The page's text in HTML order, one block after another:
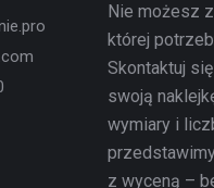
Nie możesz
której
Skontaktuj
swoją
wymiary i
z wyceną –